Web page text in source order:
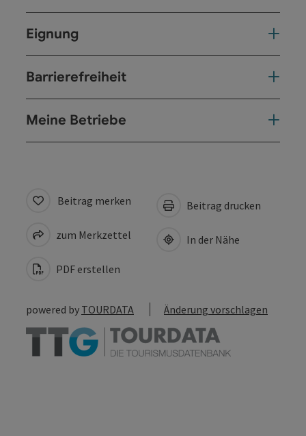
Eignung
Barrierefreiheit
Meine Betriebe
Beitrag merken
zum Merkzettel
PDF erstellen
Beitrag drucken
In der Nähe
powered by TOURDATA Änderung vorschlagen